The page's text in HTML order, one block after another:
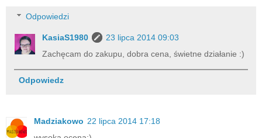
Odpowiedzi
KasiaS1980
23 lipca 2014 09:03
Zachęcam do zakupu, dobra cena, świetne działanie :)
Odpowiedz
Madziakowo 22 lipca 2014 17:18